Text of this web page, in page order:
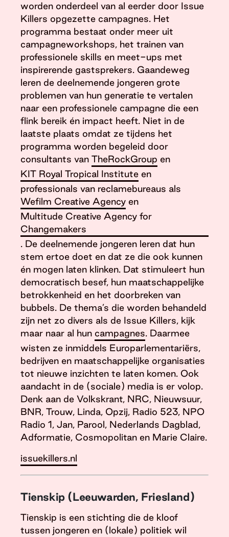
worden onderdeel van al eerder door Issue
Killers opgezette campagnes. Het
programma bestaat onder meer uit
campagneworkshops, het trainen van
professionele skills en meet-ups met
inspirerende gastsprekers. Gaandeweg
leren de deelnemende jongeren grote
problemen van hun generatie te vertalen
naar een professionele campagne die een
flink bereik én impact heeft. Niet in de
laatste plaats omdat ze tijdens het
programma worden begeleid door
consultants van TheRockGroup en
KIT Royal Tropical Institute en
professionals van reclamebureaus als
Wefilm Creative Agency en
Multitude Creative Agency for
Changemakers
. De deelnemende jongeren leren dat hun
stem ertoe doet en dat ze die ook kunnen
én mogen laten klinken. Dat stimuleert hun
democratisch besef, hun maatschappelijke
betrokkenheid en het doorbreken van
bubbels. De thema’s die worden behandeld
zijn net zo divers als de Issue Killers, kijk
maar naar al hun campagnes. Daarmee
wisten ze inmiddels Europarlementariërs,
bedrijven en maatschappelijke organisaties
tot nieuwe inzichten te laten komen. Ook
aandacht in de (sociale) media is er volop.
Denk aan de Volkskrant, NRC, Nieuwsuur,
BNR, Trouw, Linda, Opzij, Radio 523, NPO
Radio 1, Jan, Parool, Nederlands Dagblad,
Adformatie, Cosmopolitan en Marie Claire.
issuekillers.nl
Tienskip (Leeuwarden, Friesland)
Tienskip is een stichting die de kloof
tussen jongeren en (lokale) politiek wil